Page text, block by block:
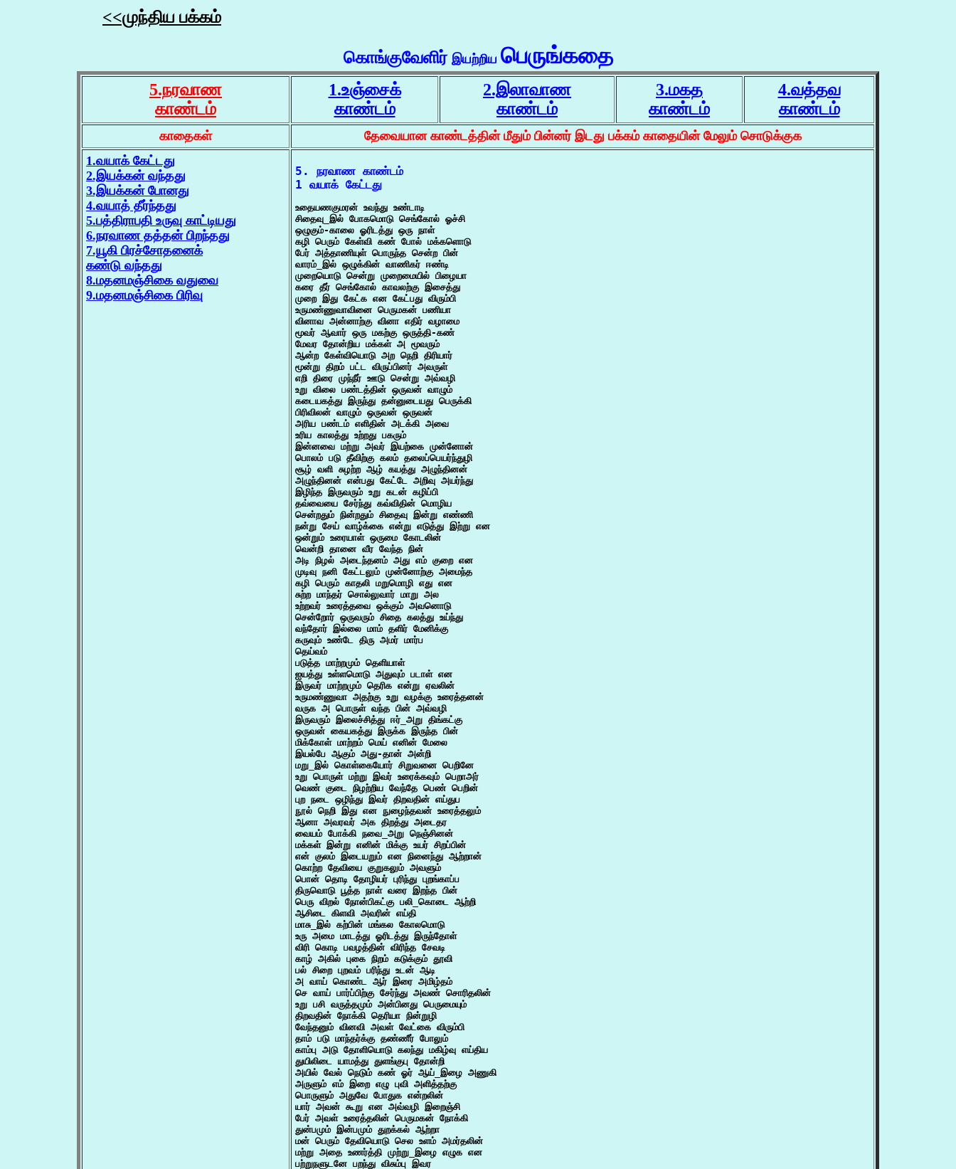
<<முந்திய பக்கம்
கொங்குவேளிர் இயற்றிய பெருங்கதை
5.நரவாண
காண்டம்
1.உஞ்சைக்
காண்டம்
2.இலாவாண
காண்டம்
3.மகத
காண்டம்
4.வத்தவ
காண்டம்
காதைகள்
தேவையான காண்டத்தின் மீதும் பின்னர் இடது பக்கம் காதையின் மேலும் சொடுக்குக
1.வயாக் கேட்டது
2.இயக்கன் வந்தது
3.இயக்கன் போனது
4.வயாத் தீர்ந்தது
5.பத்திராபதி உருவு காட்டியது
6.நரவாண தத்தன் பிறந்தது
7.யூகி பிரச்சோதனைக்
கண்டு வந்தது
8.மதனமஞ்சிகை வதுவை
9.மதனமஞ்சிகை பிரிவு
5. நரவாண காண்டம்
1 வயாக் கேட்டது
உதையணகுமரன் உவந்து உண்டாடி
சிதைவு_இல் போகமொடு செங்கோல் ஓச்சி
ஒழுகும்-காலை ஓரிடத்து ஒரு நாள்
கழி பெரும் கேள்வி கண் போல் மக்களொடு
பேர் அத்தாணியுள் பொருந்த சென்ற பின்
வாரம்_இல் ஒழுக்கின் வாணிகர் ஈண்டி
முறையொடு சென்று முறைமையில் பிழையா
கரை தீர் செங்கோல் காவலற்கு இசைத்து
முறை இது கேட்க என கேட்பது விரும்பி
உருமண்ணுவாவினை பெருமகன் பணியா
வினாவ அன்னாற்கு வினா எதிர் வழாமை
மூவர் ஆவார் ஒரு மகற்கு ஒருத்தி-கண்
மேவர தோன்றிய மக்கள் அ மூவரும்
ஆன்ற கேள்வியொடு அற நெறி திரியார்
மூன்று திறம் பட்ட விருப்பினர் அவருள்
எறி திரை முந்நீர் ஊடு சென்று அவ்வழி
உறு விலை பண்டத்தின் ஒருவன் வாழும்
கடையகத்து இருந்து தன்னுடையது பெருக்கி
பிரிவிலன் வாழும் ஒருவன் ஒருவன்
அரிய பண்டம் எளிதின் அடக்கி அவை
உரிய காலத்து உற்றது பகரும்
இன்னவை மற்று அவர் இயற்கை முன்னோன்
பொலம் படு தீவிற்கு கலம் தலைப்பெயர்ந்துழி
சூழ் வளி சுழற்ற ஆழ் கயத்து அழுந்தினன்
அழுந்தினன் என்பது கேட்டே அறிவு அயர்ந்து
இழிந்த இருவரும் உறு கடன் கழிப்பி
தவ்வையை சேர்ந்து கவ்விதின் மொழிய
சென்றதும் நின்றதும் சிதைவு இன்று எண்ணி
நன்று சேய் வாழ்க்கை என்று எடுத்து இற்று என
ஒன்றும் உரையாள் ஒருமை கோடலின்
வென்றி தானை வீர வேந்த நின்
அடி நிழல் அடைந்தனம் அது எம் குறை என
முடிவு நனி கேட்டலும் முன்னோற்கு அமைந்த
கழி பெரும் காதலி மறுமொழி எது என
சுற்ற மாந்தர் சொல்லுவார் மாறு அல
உற்றவர் உரைத்தவை ஒக்கும் அவனொடு
சென்றோர் ஒருவரும் சிதை கலத்து உய்ந்து
வந்தோர் இல்லை மாம் தளிர் மேனிக்கு
கருவும் உண்டே திரு அமர் மார்ப
தெய்வம்
படுத்த மாற்றமும் தெளியாள்
ஐயத்து உள்ளமொடு அதுவும் படாள் என
இருவர் மாற்றமும் தெரிக என்று ஏவலின்
உருமண்ணுவா அதற்கு உறு வழக்கு உரைத்தனன்
வருக அ பொருள் வந்த பின் அவ்வழி
இருவரும் இலைச்சித்து ஈர்_அறு திங்கட்கு
ஒருவன் கையகத்து இருக்க இருந்த பின்
மிக்கோள் மாற்றம் மெய் எனின் மேலை
இயல்பே ஆகும் அது-தான் அன்றி
மறு_இல் கொள்கையோர் சிறுவனை பெறினே
உறு பொருள் மற்று இவர் உரைக்கவும் பெறாஅர்
வெண் குடை நிழற்றிய வேந்தே பெண் பெறின்
புற நடை ஒழிந்து இவர் திறவதின் எய்துப
நூல் நெறி இது என நுழைந்தவன் உரைத்தலும்
ஆனா அவரவர் அக திறத்து அடைதர
வையம் போக்கி நவை_அறு நெஞ்சினன்
மக்கள் இன்று எனின் மிக்கு உயர் சிறப்பின்
என் குலம் இடையறும் என நினைந்து ஆற்றான்
கொற்ற தேவியை குறுகலும் அவளும்
பொன் தொடி தோழியர் புரிந்து புறங்காப்ப
திருவொடு பூத்த நாள் வரை இறந்த பின்
பெரு விறல் நோன்பிகட்கு பலி_கொடை ஆற்றி
ஆசிடை கிளவி அவரின் எய்தி
மாசு_இல் கற்பின் மங்கல கோலமொடு
உரு அமை மாடத்து ஓரிடத்து இருந்தோள்
விரி கொடி பவழத்தின் விரிந்த சேவடி
காழ் அகில் புகை நிறம் கடுக்கும் தூவி
பல் சிறை புறவம் பரிந்து உடன் ஆடி
அ வாய் கொண்ட ஆர் இரை அமிழ்தம்
செ வாய் பார்ப்பிற்கு சேர்ந்து அவண் சொரிதலின்
உறு பசி வருத்தமும் அன்பினது பெருமையும்
திறவதின் நோக்கி தெரியா நின்றுழி
வேந்தனும் வினவி அவள் வேட்கை விரும்பி
தாம் படு மாந்தர்க்கு தண்ணீர் போலும்
காம்பு அடு தோளியொடு கலந்து மகிழ்வு எய்திய
துயிலிடை யாமத்து துளங்குபு தோன்றி
அயில் வேல் நெடும் கண் ஓர் ஆய்_இழை அணுகி
அருளும் எம் இறை எழு புவி அளித்தற்கு
பொருளும் அதுவே போதுக என்றலின்
யார் அவன் கூறு என அவ்வழி இறைஞ்சி
பேர் அவள் உரைத்தலின் பெருமகன் நோக்கி
துன்பமும் இன்பமும் துறக்கல் ஆற்றா
மன் பெரும் தேவியொடு செல உளம் அமர்தலின்
மற்று அதை உணர்த்தி முற்று_இழை எழுக என
பற்றுநளுடனே பறந்து விசும்பு இவர